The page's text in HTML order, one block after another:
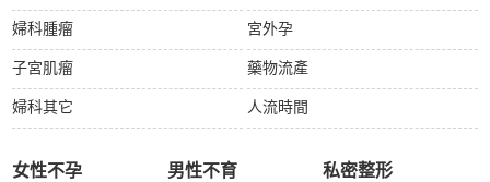
婦科腫瘤
子宮肌瘤
婦科其它
宮外孕
藥物流產
人流時間
女性不孕 男性不育 私密整形